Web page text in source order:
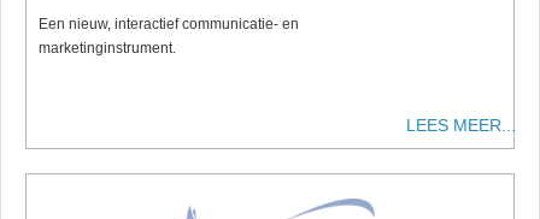
Een nieuw, interactief communicatie- en
marketinginstrument.
LEES MEER...